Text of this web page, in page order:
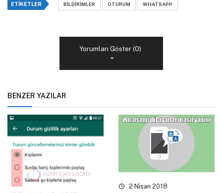
ETIKETLER BILDIRIMLER OTURUM WHATSAPP
Yorumları Göster (0)
BENZER YAZILAR
2 Nisan 2018